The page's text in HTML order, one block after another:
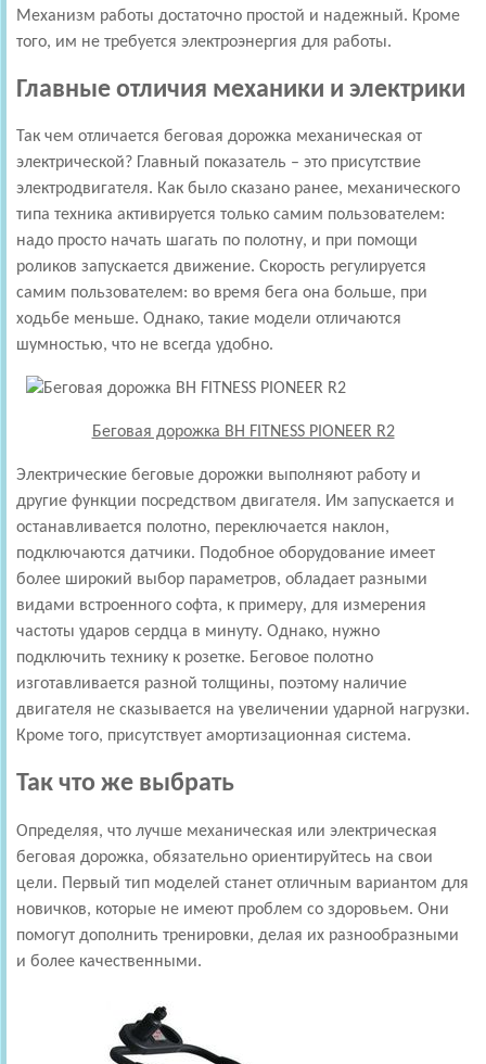
Механизм работы достаточно простой и надежный. Кроме
того, им не требуется электроэнергия для работы.
Главные отличия механики и электрики
Так чем отличается беговая дорожка механическая от
электрической? Главный показатель – это присутствие
электродвигателя. Как было сказано ранее, механического
типа техника активируется только самим пользователем:
надо просто начать шагать по полотну, и при помощи
роликов запускается движение. Скорость регулируется
самим пользователем: во время бега она больше, при
ходьбе меньше. Однако, такие модели отличаются
шумностью, что не всегда удобно.
Беговая дорожка BH FITNESS PIONEER R2
Электрические беговые дорожки выполняют работу и
другие функции посредством двигателя. Им запускается и
останавливается полотно, переключается наклон,
подключаются датчики. Подобное оборудование имеет
более широкий выбор параметров, обладает разными
видами встроенного софта, к примеру, для измерения
частоты ударов сердца в минуту. Однако, нужно
подключить технику к розетке. Беговое полотно
изготавливается разной толщины, поэтому наличие
двигателя не сказывается на увеличении ударной нагрузки.
Кроме того, присутствует амортизационная система.
Так что же выбрать
Определяя, что лучше механическая или электрическая
беговая дорожка, обязательно ориентируйтесь на свои
цели. Первый тип моделей станет отличным вариантом для
новичков, которые не имеют проблем со здоровьем. Они
помогут дополнить тренировки, делая их разнообразными
и более качественными.